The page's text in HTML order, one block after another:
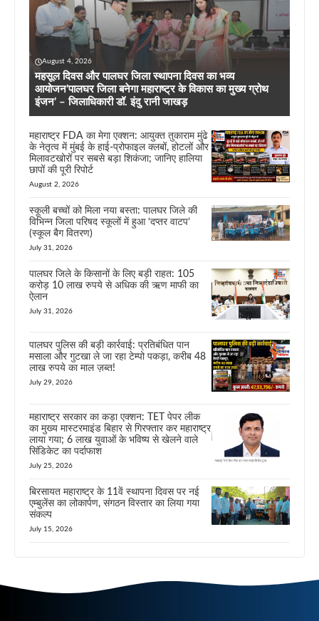
August 4, 2026
महसूल दिवस और पालघर जिला स्थापना दिवस का भव्य
आयोजन’पालघर जिला बनेगा महाराष्ट्र के विकास का मुख्य ग्रोथ
इंजन’ – जिलाधिकारी डॉ. इंदु रानी जाखड़
महाराष्ट्र FDA का मेगा एक्शन: आयुक्त तुकाराम मुंढे
के नेतृत्व में मुंबई के हाई-प्रोफाइल क्लबों, होटलों और
मिलावटखोरों पर सबसे बड़ा शिकंजा; जानिए हालिया
छापों की पूरी रिपोर्ट
August 2, 2026
स्कूली बच्चों को मिला नया बस्ता: पालघर जिले की
विभिन्न जिला परिषद स्कूलों में हुआ ‘दप्तर वाटप’
(स्कूल बैग वितरण)
July 31, 2026
पालघर जिले के किसानों के लिए बड़ी राहत: 105
करोड़ 10 लाख रुपये से अधिक की ऋण माफी का
ऐलान
July 31, 2026
पालघर पुलिस की बड़ी कार्रवाई: प्रतिबंधित पान
मसाला और गुटखा ले जा रहा टेम्पो पकड़ा, करीब 48
लाख रुपये का माल ज़ब्त!
July 29, 2026
महाराष्ट्र सरकार का कड़ा एक्शन: TET पेपर लीक
का मुख्य मास्टरमाइंड बिहार से गिरफ्तार कर महाराष्ट्र
लाया गया; 6 लाख युवाओं के भविष्य से खेलने वाले
सिंडिकेट का पर्दाफाश
July 25, 2026
बिरसायत महाराष्ट्र के 11वें स्थापना दिवस पर नई
एम्बुलेंस का लोकार्पण, संगठन विस्तार का लिया गया
संकल्प
July 15, 2026